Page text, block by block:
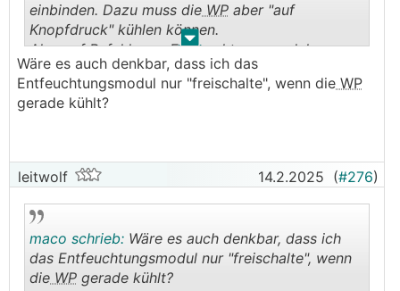
. .
einbinden. Dazu muss die WP aber "auf
Knopfdruck" kühlen können.
Also auf Befehl vom Entfeuchtungsmodul, muss
die Umwälzpumpe und der Kühlmodus starten
Wäre es auch denkbar, dass ich das
Entfeuchtungsmodul nur "freischalte", wenn die WP
gerade kühlt?
leitwolf 14.2.2025 (#276)
maco schrieb: Wäre es auch denkbar, dass ich
das Entfeuchtungsmodul nur "freischalte", wenn
die WP gerade kühlt?